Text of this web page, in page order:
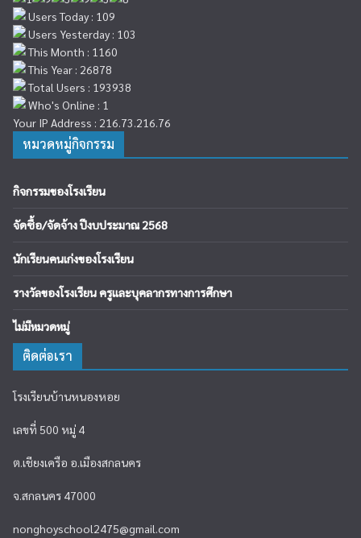
Users Today : 109
Users Yesterday : 103
This Month : 1160
This Year : 26878
Total Users : 193938
Who's Online : 1
Your IP Address : 216.73.216.76
หมวดหมู่กิจกรรม
กิจกรรมของโรงเรียน
จัดซื้อ/จัดจ้าง ปีงบประมาณ 2568
นักเรียนคนเก่งของโรงเรียน
รางวัลของโรงเรียน ครูและบุคลากรทางการศึกษา
ไม่มีหมวดหมู่
ติดต่อเรา
โรงเรียนบ้านหนองหอย
เลขที่ 500 หมู่ 4
ต.เชียงเครือ อ.เมืองสกลนคร
จ.สกลนคร 47000
nonghoyschool2475@gmail.com